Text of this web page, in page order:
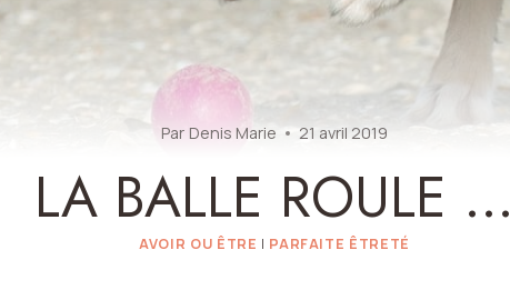
Par Denis Marie 21 avril 2019
LA BALLE ROULE …
AVOIR OU ÊTRE | PARFAITE ÊTRETÉ